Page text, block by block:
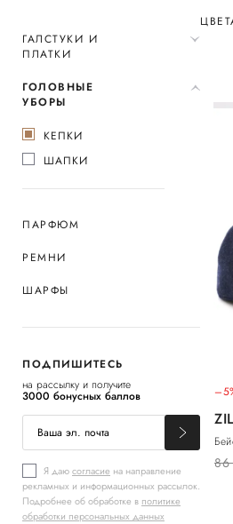
ГАЛСТУКИ И
ПЛАТКИ
ГОЛОВНЫЕ
УБОРЫ
КЕПКИ
ШАПКИ
ПАРФЮМ
РЕМНИ
ШАРФЫ
ПОДПИШИТЕСЬ
на рассылку и получите
3000 бонусных баллов
Я даюсогласие на направление
рекламных и информационных рассылок.
Подробнее об обработке в политике
обработки персональных данных